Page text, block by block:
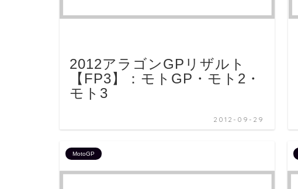
2012アラゴンGPリザルト
【FP3】：モトGP・モト2・
モト3
2012-09-29
MotoGP